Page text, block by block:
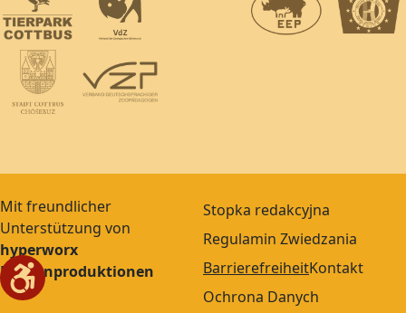
Mit freundlicher
Unterstützung von
hyperworx
Medienproduktionen
Stopka redakcyjna
Regulamin Zwiedzania
BarrierefreiheitKontakt
Ochrona Danych